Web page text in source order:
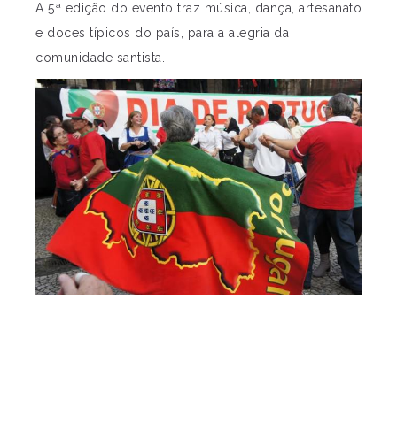
A 5ª edição do evento traz música, dança, artesanato
e doces típicos do país, para a alegria da
comunidade santista.